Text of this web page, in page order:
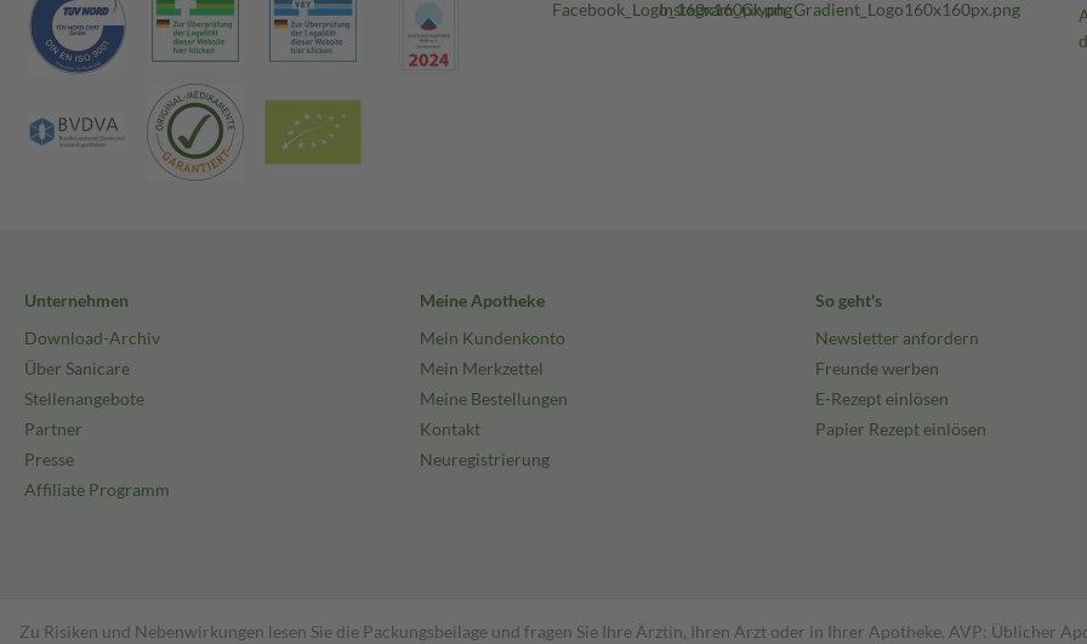
Unternehmen
Download-Archiv
Über Sanicare
Stellenangebote
Partner
Presse
Affiliate Programm
Meine Apotheke
Mein Kundenkonto
Mein Merkzettel
Meine Bestellungen
Kontakt
Neuregistrierung
So geht's
Newsletter anfordern
Freunde werben
E-Rezept einlösen
Papier Rezept einlösen
Zu Risiken und Nebenwirkungen lesen Sie die Packungsbeilage und fragen Sie Ihre Ärztin, Ihren Arzt oder in Ihrer Apotheke. AVP: Üblicher